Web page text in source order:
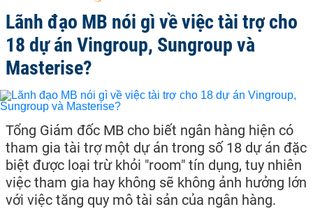
Lãnh đạo MB nói gì về việc tài trợ cho
18 dự án Vingroup, Sungroup và
Masterise?
Tổng Giám đốc MB cho biết ngân hàng hiện có
tham gia tài trợ một dự án trong số 18 dự án đặc
biệt được loại trừ khỏi "room" tín dụng, tuy nhiên
việc tham gia hay không sẽ không ảnh hưởng lớn
với việc tăng quy mô tài sản của ngân hàng.